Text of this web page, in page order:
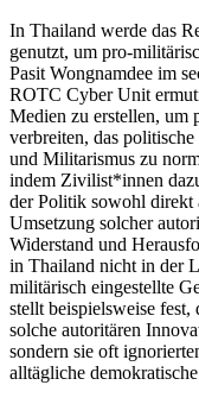
In Thailand werde das
genutzt, um pro-
Pasit Wongnamdee im
ROTC Cyber Unit
Medien zu erstellen, um
verbreiten, das
und Militarismus zu
indem Zivilist*innen
der Politik sowohl direkt
Umsetzung solcher
Widerstand und
in Thailand nicht in der
militärisch eingestellte
stellt beispielsweise fest,
solche autoritären
sondern sie oft
alltägliche